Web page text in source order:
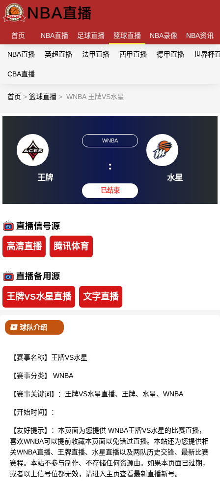
首页 NBA直播 足球直播 篮球直播 NBA录像 NBA资讯
NBA直播 英超直播 法甲直播 西甲直播 德甲直播 世界杯
CBA直播
首页 > 篮球直播 > WNBA 王牌VS水星
:
高清直播 腾讯体育
王牌VS水星直播 文字直播
球队介绍
【赛事名称】王牌VS水星
【赛事分类】 WNBA
【赛事关键词】：王牌VS水星直播、王牌、水星、WNBA
【开始时间】：
【友好提示】：本页面为您提供 WNBA王牌VS水星的比赛直播，
喜欢WNBA可以提前收藏本页面以免错过直播。本站还为您提供相
关WNBA直播、王牌直播、水星直播以及两队历史交锋、最新比赛
赛程。本站不参与制作、不存储任何资源由。如果本页面已过期，
或者以上信号位都无效，请进入主页查看最新直播新号。